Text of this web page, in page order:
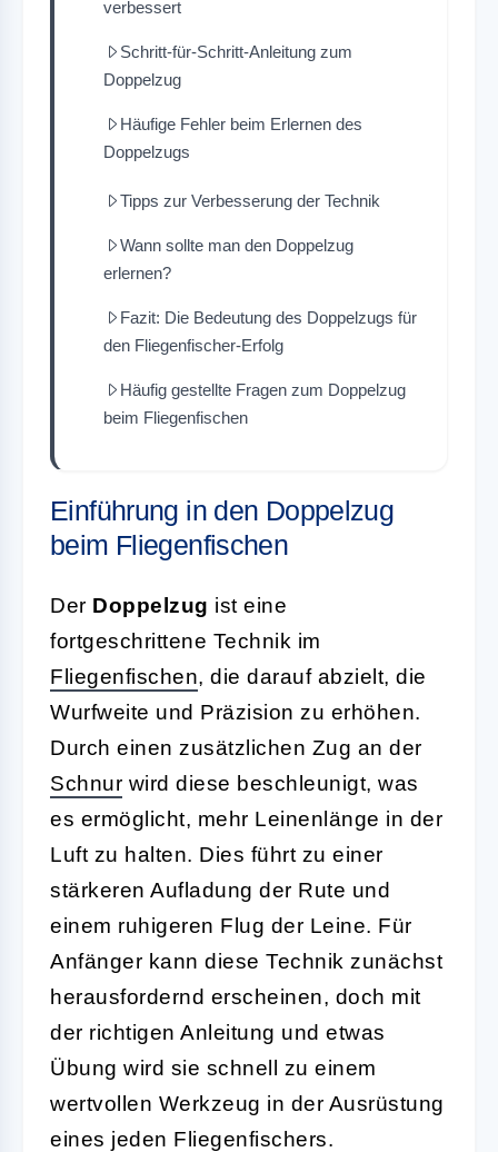
verbessert
Schritt-für-Schritt-Anleitung zum
Doppelzug
Häufige Fehler beim Erlernen des
Doppelzugs
Tipps zur Verbesserung der Technik
Wann sollte man den Doppelzug
erlernen?
Fazit: Die Bedeutung des Doppelzugs für
den Fliegenfischer-Erfolg
Häufig gestellte Fragen zum Doppelzug
beim Fliegenfischen
Einführung in den Doppelzug
beim Fliegenfischen
Der Doppelzug ist eine
fortgeschrittene Technik im
Fliegenfischen, die darauf abzielt, die
Wurfweite und Präzision zu erhöhen.
Durch einen zusätzlichen Zug an der
Schnur wird diese beschleunigt, was
es ermöglicht, mehr Leinenlänge in der
Luft zu halten. Dies führt zu einer
stärkeren Aufladung der Rute und
einem ruhigeren Flug der Leine. Für
Anfänger kann diese Technik zunächst
herausfordernd erscheinen, doch mit
der richtigen Anleitung und etwas
Übung wird sie schnell zu einem
wertvollen Werkzeug in der Ausrüstung
eines jeden Fliegenfischers.